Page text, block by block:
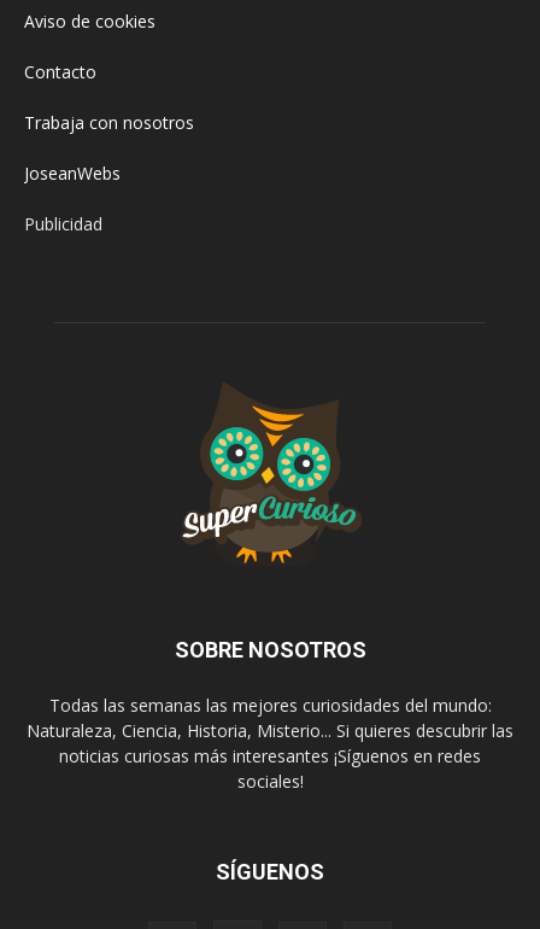
Aviso de cookies
Contacto
Trabaja con nosotros
JoseanWebs
Publicidad
SOBRE NOSOTROS
Todas las semanas las mejores curiosidades del mundo:
Naturaleza, Ciencia, Historia, Misterio... Si quieres descubrir las
noticias curiosas más interesantes ¡Síguenos en redes
sociales!
SÍGUENOS